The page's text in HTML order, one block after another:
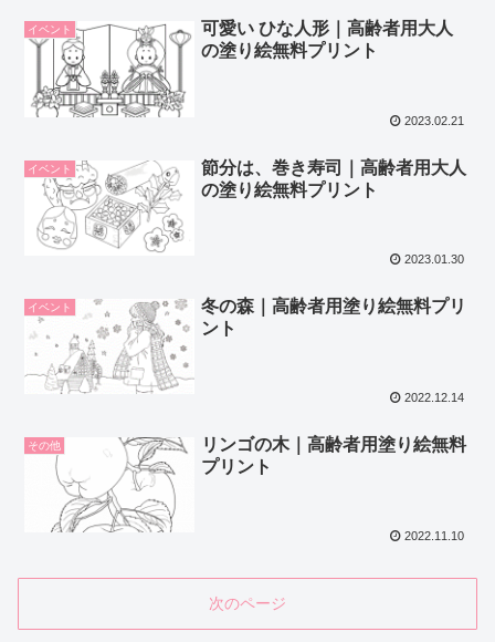
イベント
可愛い ひな人形｜高齢者用大人
の塗り絵無料プリント
2023.02.21
イベント
節分は、巻き寿司｜高齢者用大人
の塗り絵無料プリント
2023.01.30
イベント
冬の森｜高齢者用塗り絵無料プリ
ント
2022.12.14
その他
リンゴの木｜高齢者用塗り絵無料
プリント
2022.11.10
次のページ